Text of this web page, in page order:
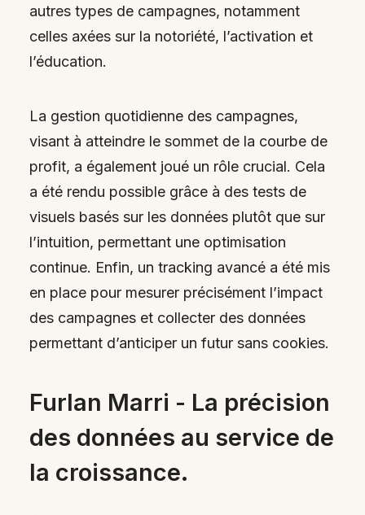
autres types de campagnes, notamment
celles axées sur la notoriété, l’activation et
l’éducation.
La gestion quotidienne des campagnes,
visant à atteindre le sommet de la courbe de
profit, a également joué un rôle crucial. Cela
a été rendu possible grâce à des tests de
visuels basés sur les données plutôt que sur
l’intuition, permettant une optimisation
continue. Enfin, un tracking avancé a été mis
en place pour mesurer précisément l’impact
des campagnes et collecter des données
permettant d’anticiper un futur sans cookies.
Furlan Marri - La précision
des données au service de
la croissance.